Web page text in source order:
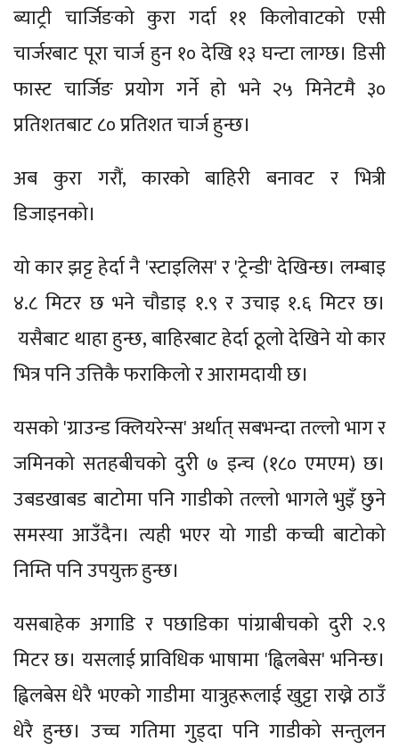
ब्याट्री चार्जिङको कुरा गर्दा ११ किलोवाटको एसी
चार्जरबाट पूरा चार्ज हुन १० देखि १३ घन्टा लाग्छ। डिसी
फास्ट चार्जिङ प्रयोग गर्ने हो भने २५ मिनेटमै ३०
प्रतिशतबाट ८० प्रतिशत चार्ज हुन्छ।
अब कुरा गरौं, कारको बाहिरी बनावट र भित्री
डिजाइनको।
यो कार झट्ट हेर्दा नै 'स्टाइलिस' र 'ट्रेन्डी' देखिन्छ। लम्बाइ
४.८ मिटर छ भने चौडाइ १.९ र उचाइ १.६ मिटर छ।
यसैबाट थाहा हुन्छ, बाहिरबाट हेर्दा ठूलो देखिने यो कार
भित्र पनि उत्तिकै फराकिलो र आरामदायी छ।
यसको 'ग्राउन्ड क्लियरेन्स' अर्थात् सबभन्दा तल्लो भाग र
जमिनको सतहबीचको दुरी ७ इन्च (१८० एमएम) छ।
उबडखाबड बाटोमा पनि गाडीको तल्लो भागले भुइँ छुने
समस्या आउँदैन। त्यही भएर यो गाडी कच्ची बाटोको
निम्ति पनि उपयुक्त हुन्छ।
यसबाहेक अगाडि र पछाडिका पांग्राबीचको दुरी २.९
मिटर छ। यसलाई प्राविधिक भाषामा 'ह्विलबेस' भनिन्छ।
ह्विलबेस धेरै भएको गाडीमा यात्रुहरूलाई खुट्टा राख्ने ठाउँ
धेरै हुन्छ। उच्च गतिमा गुड्दा पनि गाडीको सन्तुलन